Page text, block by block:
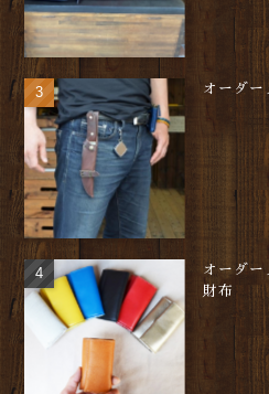
オーダー
オーダー
財布